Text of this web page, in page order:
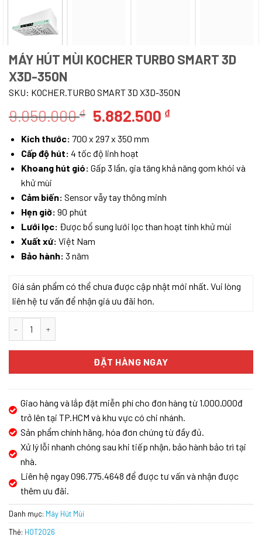
MÁY HÚT MÙI KOCHER TURBO SMART 3D
X3D-350N
SKU: KOCHER.TURBO SMART 3D X3D-350N
9.050.000₫ Giá
là:
9.050.000 ₫.
5.882.500 ₫Giá
là:
5.882.500 ₫.
Kích thước: 700 x 297 x 350 mm
Cấp độ hút: 4 tốc độ linh hoạt
Khoang hút gió: Gấp 3 lần, gia tăng khả năng gom khói và
khử mùi
Cảm biến: Sensor vẫy tay thông minh
Hẹn giờ: 90 phút
Lưới lọc: Được bổ sung lưới lọc than hoạt tính khử mùi
Xuất xứ: Việt Nam
Bảo hành: 3 năm
Giá sản phẩm có thể chưa được cập nhật mới nhất. Vui lòng
liên hệ tư vấn để nhận giá ưu đãi hơn.
ĐẶT HÀNG NGAY
Giao hàng và lắp đặt miễn phí cho đơn hàng từ 1.000.000đ
trở lên tại TP.HCM và khu vực có chi nhánh.
Sản phẩm chính hãng, hóa đơn chứng từ đầy đủ.
Xử lý lỗi nhanh chóng sau khi tiếp nhận, bảo hành bảo trì tại
nhà.
Liên hệ ngay 096.775.4648 để được tư vấn và nhận được
thêm ưu đãi.
Danh mục: Máy Hút Mùi
Thẻ: HOT2026